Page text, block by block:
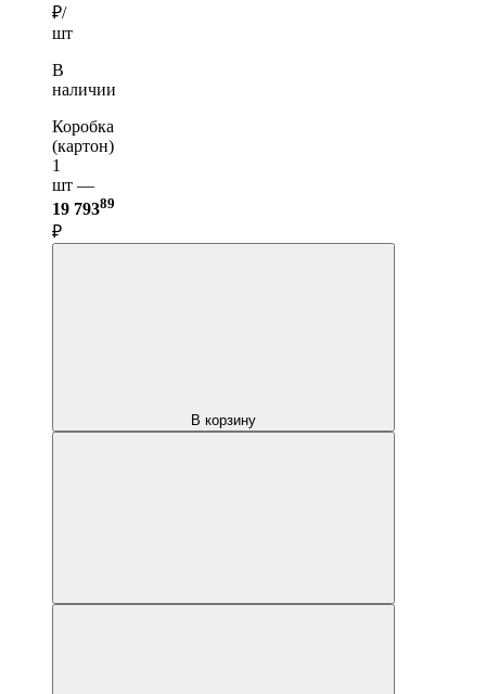
₽/
шт
В
наличии
Коробка
(картон)
1
шт —
19 79389
₽
В корзину